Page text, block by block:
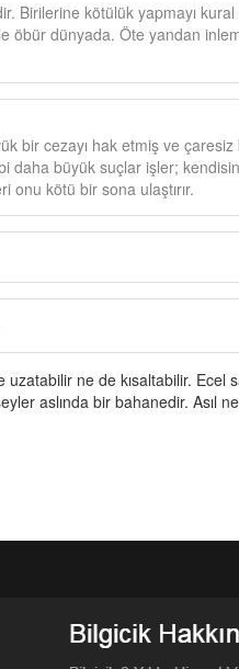
Birilerine kötülük yapmayı
öbür dünyada. Öte yandan
bir cezayı hak etmiş ve çaresiz
daha büyük suçlar işler;
onu kötü bir sona ulaştırır.
uzatabilir ne de kısaltabilir. Ecel
aslında bir bahanedir. Asıl